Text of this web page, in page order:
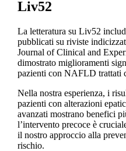
Liv52
La letteratura su Liv52
pubblicati su riviste
Journal of Clinical and
dimostrato miglioramenti
pazienti con NAFLD trattati
Nella nostra esperienza, i
pazienti con alterazioni
avanzati mostrano benefici
l’intervento precoce è
il nostro approccio alla
rischio.